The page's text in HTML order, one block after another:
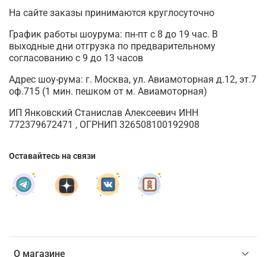
О магазине
На сайте заказы принимаются круглосуточно
График работы шоурума: пн-пт с 8 до 19 час. В
выходные дни отгрузка по предварительному
согласованию с 9 до 13 часов
Адрес шоу-рума: г. Москва, ул. Авиамоторная д.12, эт.7
оф.715 (1 мин. пешком от м. Авиамоторная)
ИП Янковский Станислав Алексеевич ИНН
772379672471 , ОГРНИП 326508100192908
Оставайтесь на связи